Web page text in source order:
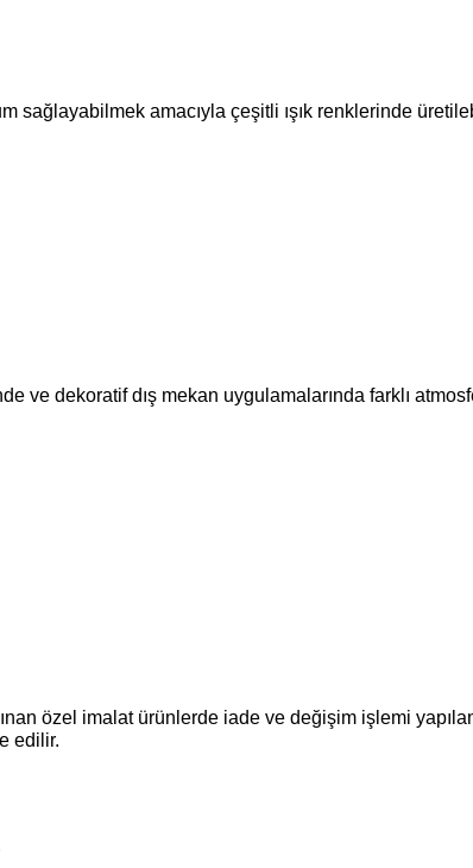
sağlayabilmek amacıyla çeşitli ışık renklerinde
ve dekoratif dış mekan uygulamalarında farklı
özel imalat ürünlerde iade ve değişim işlemi
edilir.